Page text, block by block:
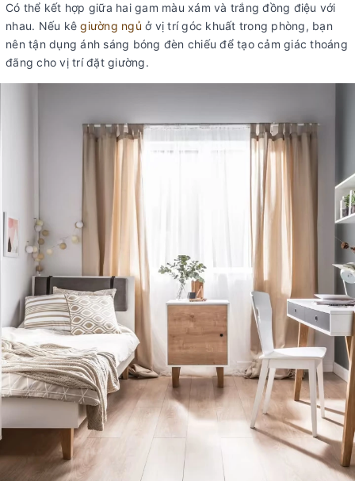
Có thể kết hợp giữa hai gam màu xám và trắng đồng điệu với
nhau. Nếu kêgiường ngủ ở vị trí góc khuất trong phòng, bạn
nên tận dụng ánh sáng bóng đèn chiếu để tạo cảm giác thoáng
đãng cho vị trí đặt giường.